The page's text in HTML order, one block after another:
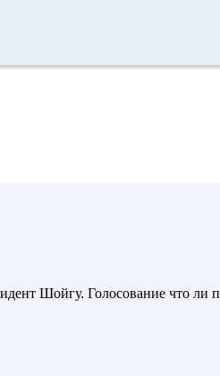
Шойгу. Голосование что ли